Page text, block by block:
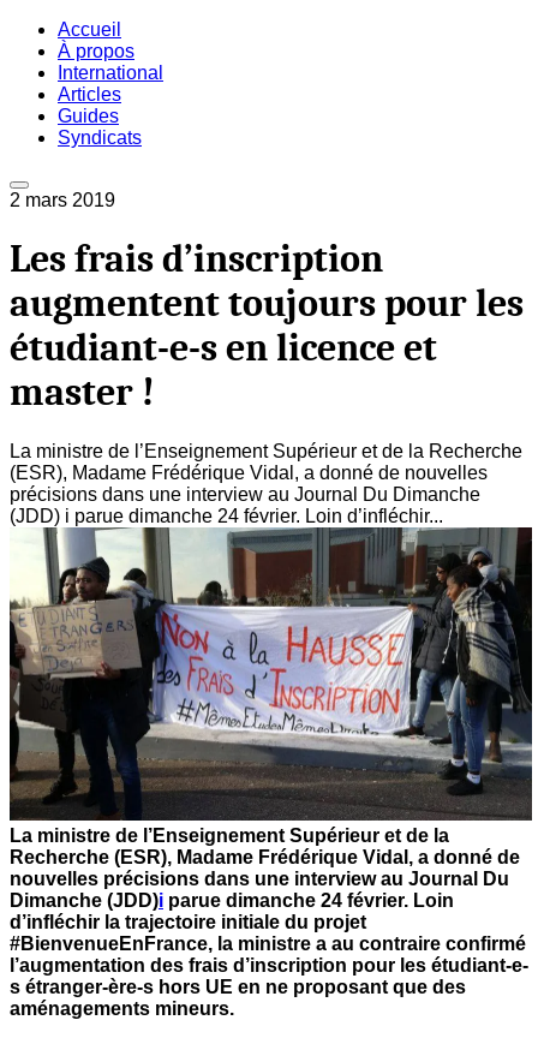
Accueil
À propos
International
Articles
Guides
Syndicats
2 mars 2019
Les frais d’inscription
augmentent toujours pour les
étudiant-e-s en licence et
master !
La ministre de l’Enseignement Supérieur et de la Recherche
(ESR), Madame Frédérique Vidal, a donné de nouvelles
précisions dans une interview au Journal Du Dimanche
(JDD) i parue dimanche 24 février. Loin d’infléchir...
La ministre de l’Enseignement Supérieur et de la
Recherche (ESR), Madame Frédérique Vidal, a donné de
nouvelles précisions dans une interview au Journal Du
Dimanche (JDD)i parue dimanche 24 février. Loin
d’infléchir la trajectoire initiale du projet
#BienvenueEnFrance, la ministre a au contraire confirmé
l’augmentation des frais d’inscription pour les étudiant-e-
s étranger-ère-s hors UE en ne proposant que des
aménagements mineurs.